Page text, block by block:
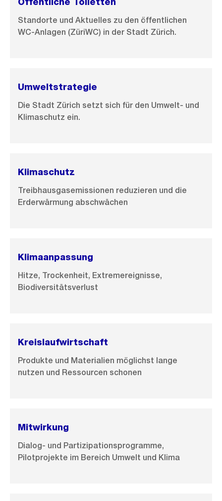
Standorte und Aktuelles zu den öffentlichen
WC-Anlagen (ZüriWC) in der Stadt Zürich.
Umweltstrategie
Die Stadt Zürich setzt sich für den Umwelt- und
Klimaschutz ein.
Klimaschutz
Treibhausgasemissionen reduzieren und die
Erderwärmung abschwächen
Klimaanpassung
Hitze, Trockenheit, Extremereignisse,
Biodiversitätsverlust
Kreislaufwirtschaft
Produkte und Materialien möglichst lange
nutzen und Ressourcen schonen
Mitwirkung
Dialog- und Partizipationsprogramme,
Pilotprojekte im Bereich Umwelt und Klima